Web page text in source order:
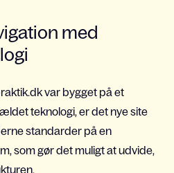
med
var bygget på et
teknologi, er det nye site
standarder på en
som gør det muligt at udvide,